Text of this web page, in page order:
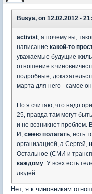
Busya, on 12.02.2012 -
activist, а почему вы,
написание какой-то
уважаемые будущие
отношение к
подробные,
марта для него - самое
Но я считаю, что надо
25, правда там могут
и не возникнет проблем.
И, смею полагать, есть
организацией, а Сергей,
Остальное (СМИ и
каждому. У всех есть
людей.
Нет, я к чиновникам